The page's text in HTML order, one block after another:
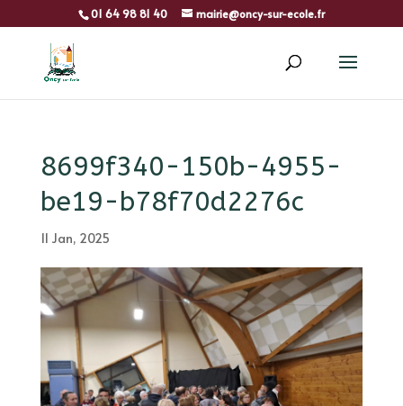
01 64 98 81 40 mairie@oncy-sur-ecole.fr
8699f340-150b-4955-
be19-b78f70d2276c
11 Jan, 2025